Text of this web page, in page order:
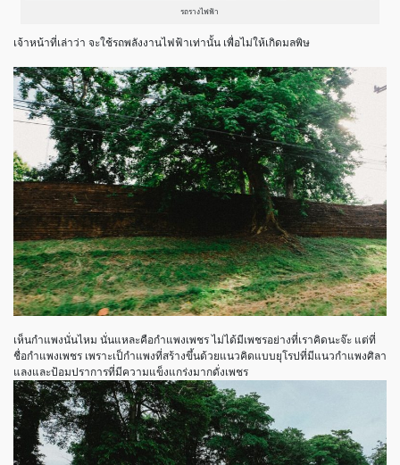
รถรางไฟฟ้า
เจ้าหน้าที่เล่าว่า จะใช้รถพลังงานไฟฟ้าเท่านั้น เพื่อไม่ให้เกิดมลพิษ
เห็นกำแพงนั่นไหม นั่นแหละคือกำแพงเพชร ไม่ได้มีเพชรอย่างที่เราคิดนะจ๊ะ แต่ที่
ชื่อกำแพงเพชร เพราะเป็กำแพงที่สร้างขึ้นด้วยแนวคิดแบบยุโรปที่มีแนวกำแพงศิลา
แลงและป้อมปราการที่มีความแข็งแกร่งมากดั่งเพชร